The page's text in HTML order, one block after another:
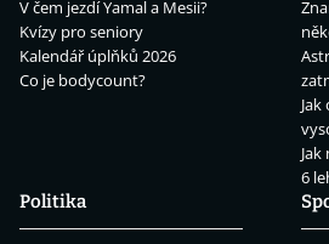
V čem jezdí Yamal a Mesii?
Kvízy pro seniory
Kalendář úplňků 2026
Co je bodycount?
6
Politika